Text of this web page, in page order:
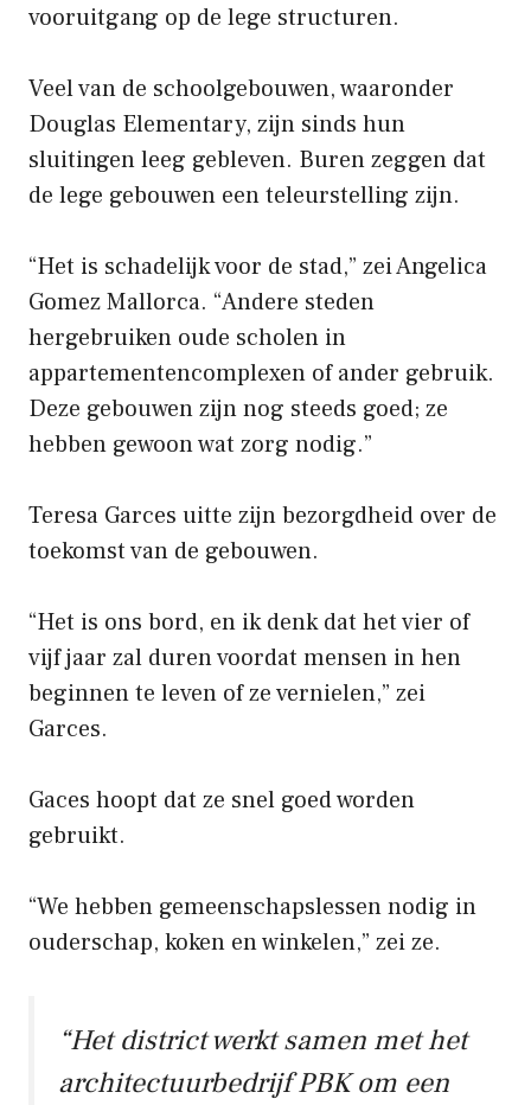
vooruitgang op de lege structuren.
Veel van de schoolgebouwen, waaronder
Douglas Elementary, zijn sinds hun
sluitingen leeg gebleven. Buren zeggen dat
de lege gebouwen een teleurstelling zijn.
“Het is schadelijk voor de stad,” zei Angelica
Gomez Mallorca. “Andere steden
hergebruiken oude scholen in
appartementencomplexen of ander gebruik.
Deze gebouwen zijn nog steeds goed; ze
hebben gewoon wat zorg nodig.”
Teresa Garces uitte zijn bezorgdheid over de
toekomst van de gebouwen.
“Het is ons bord, en ik denk dat het vier of
vijf jaar zal duren voordat mensen in hen
beginnen te leven of ze vernielen,” zei
Garces.
Gaces hoopt dat ze snel goed worden
gebruikt.
“We hebben gemeenschapslessen nodig in
ouderschap, koken en winkelen,” zei ze.
“Het district werkt samen met het
architectuurbedrijf PBK om een ​​